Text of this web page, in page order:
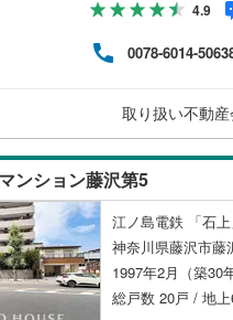
成】を随時
ン残高】
国からの特
る【住宅
4.9
0078-6014-
取り扱い不動
ンション藤沢第5
江ノ島電鉄 「石
神奈川県藤沢市藤
1997年2月（築30
総戸数 20戸 / 地
東京メトロ副都
都営新宿線 (892
(185)
の他 わたらせ渓谷鐵道
宇都宮ライト
鹿島臨海鉄道大
小湊鐵道( 7 )
最寄りの駅が
共用施設
コンシェルジ
設備
床暖房（ 1）
間取り、居室全体